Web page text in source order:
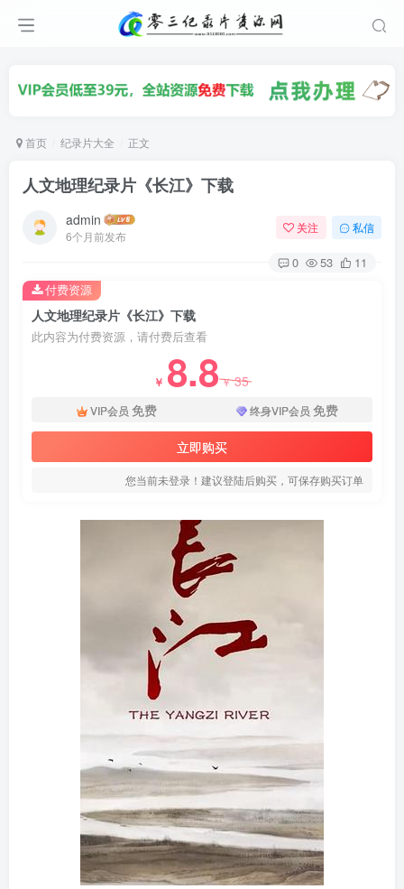
首页 纪录片大全 正文
人文地理纪录片《长江》下载
admin
6个月前发布
关注 私信
0 53 11
人文地理纪录片《长江》下载
此内容为付费资源，请付费后查看
￥ 8.8￥35
VIP会员 免费 终身VIP会员 免费
立即购买
您当前未登录！建议登陆后购买，可保存购买订单
付费资源